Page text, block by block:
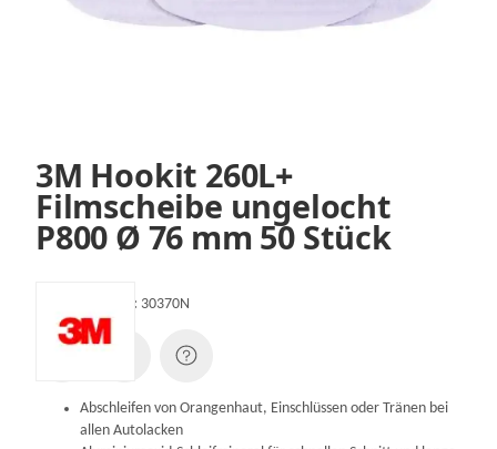
3M Hookit 260L+
Filmscheibe ungelocht
P800 Ø 76 mm 50 Stück
Artikelnummer: 30370N
Abschleifen von Orangenhaut, Einschlüssen oder Tränen bei
allen Autolacken